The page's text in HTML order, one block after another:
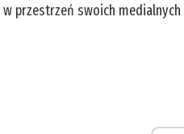
w przestrzeń swoich medialnych